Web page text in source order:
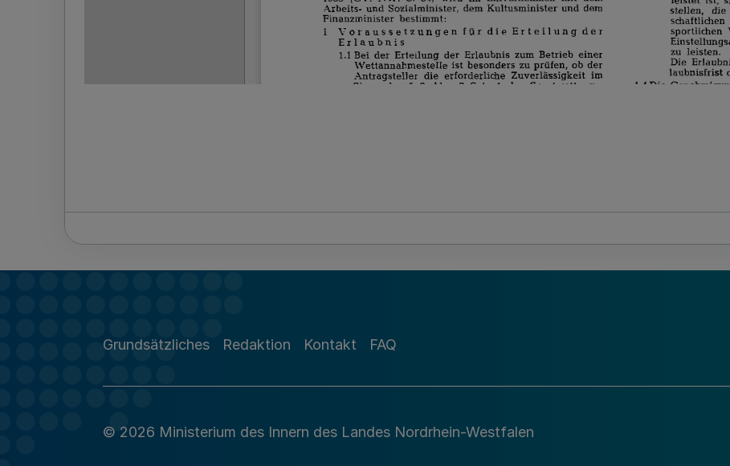
Grundsätzliches Redaktion Kontakt FAQ
© 2026 Ministerium des Innern des Landes Nordrhein-Westfalen